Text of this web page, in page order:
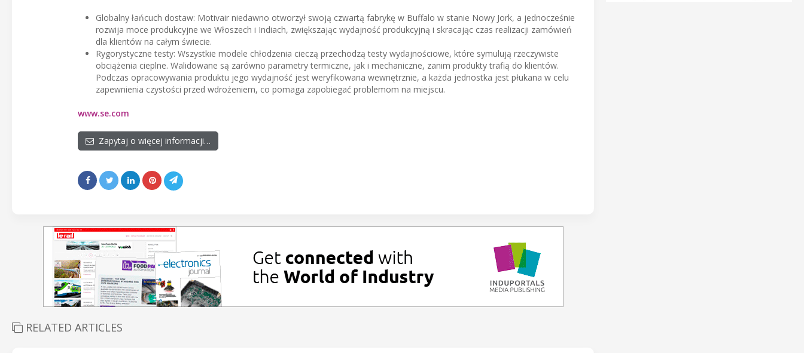
Globalny łańcuch dostaw: Motivair niedawno otworzył swoją czwartą fabrykę w Buffalo w stanie Nowy Jork, a jednocześnie
rozwija moce produkcyjne we Włoszech i Indiach, zwiększając wydajność produkcyjną i skracając czas realizacji zamówień
dla klientów na całym świecie.
Rygorystyczne testy: Wszystkie modele chłodzenia cieczą przechodzą testy wydajnościowe, które symulują rzeczywiste
obciążenia cieplne. Walidowane są zarówno parametry termiczne, jak i mechaniczne, zanim produkty trafią do klientów.
Podczas opracowywania produktu jego wydajność jest weryfikowana wewnętrznie, a każda jednostka jest płukana w celu
zapewnienia czystości przed wdrożeniem, co pomaga zapobiegać problemom na miejscu.
www.se.com
Zapytaj o więcej informacji…
RELATED ARTICLES